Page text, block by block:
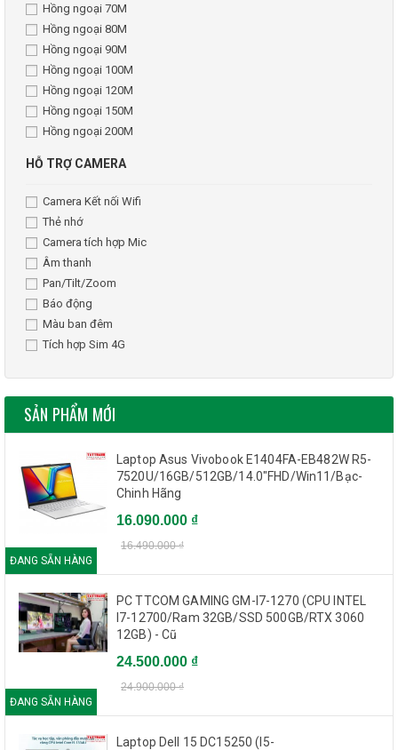
Hồng ngoại 70M
Hồng ngoại 80M
Hồng ngoại 90M
Hồng ngoại 100M
Hồng ngoại 120M
Hồng ngoại 150M
Hồng ngoại 200M
HỖ TRỢ CAMERA
Camera Kết nối Wifi
Thẻ nhớ
Camera tích hợp Mic
Âm thanh
Pan/Tilt/Zoom
Báo động
Màu ban đêm
Tích hợp Sim 4G
SẢN PHẨM MỚI
ĐANG SẴN HÀNG
Laptop Asus Vivobook E1404FA-EB482W R5-
7520U/16GB/512GB/14.0"FHD/Win11/Bạc-
Chinh Hãng
16.090.000 ₫
16.490.000 ₫
ĐANG SẴN HÀNG
PC TTCOM GAMING GM-I7-1270 (CPU INTEL
I7-12700/Ram 32GB/SSD 500GB/RTX 3060
12GB) - Cũ
24.500.000 ₫
24.900.000 ₫
Laptop Dell 15 DC15250 (I5-